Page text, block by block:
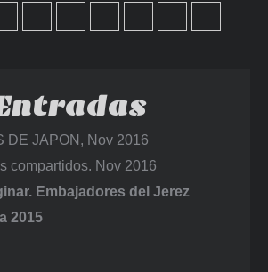
DE JAPON, Nov 2016
compartidos. Nov 2016
Embajadores del Jerez
2015